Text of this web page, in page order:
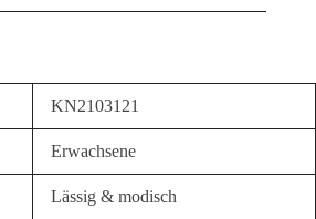
KN2103121
Erwachsene
Lässig & modisch